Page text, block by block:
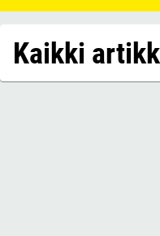
Kaikki